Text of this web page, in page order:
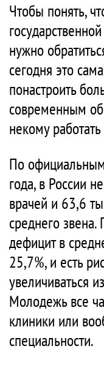
Чтобы понять,
нужно
сегодня это
понастроить
современным
некому
По
года, в России
врачей и 63,6
среднего
дефицит в
25,7%, и есть
увеличиваться
Молодежь все
клиники или
специальности.